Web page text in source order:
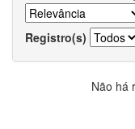
Registro(s)
Não há